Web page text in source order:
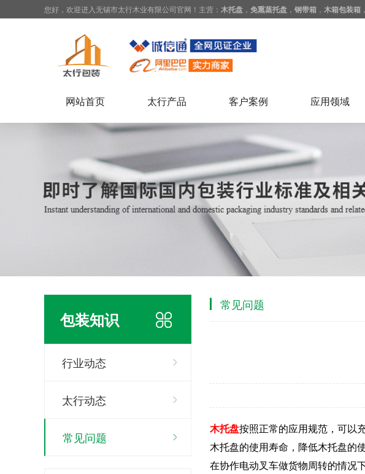
您好，欢迎进入无锡市太行木业有限公司官网！主营： 木托盘 ， 免熏蒸托盘 ， 钢带箱 ， 木箱包装箱 ，
网站首页 太行产品 客户案例 应用领域
包装知识
行业动态
太行动态
常见问题
常见问题
木托盘按照正常的应用规范，可以
木托盘的使用寿命，降低木托盘的
在协作电动叉车做货物周转的情况